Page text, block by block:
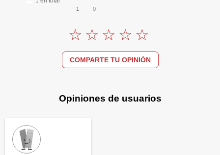
1 0
COMPARTE TU OPINIÓN
Opiniones de usuarios